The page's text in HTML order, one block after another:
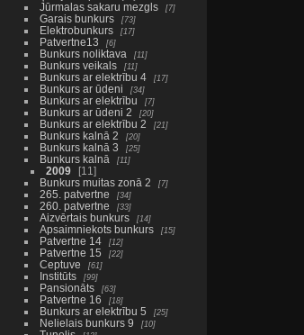
Jūrmalas sakaru mezgls 7
Garais bunkurs 73
Elektrobunkurs 17
Patvertne13 6
Bunkurs noliktava 11
Bunkurs veikals 11
Bunkurs ar elektrību 4 17
Bunkurs ar ūdeni 34
Bunkurs ar elektrību 7
Bunkurs ar ūdeni 2 20
Bunkurs ar elektrību 2 21
Bunkurs kalnā 2 20
Bunkurs kalnā 3 25
Bunkurs kalnā 11
2009
11
Bunkurs muitas zonā 2
7
265. patvertne 34
260. patvertne 33
Aizvērtais bunkurs 14
Apsaimniekots bunkurs 15
Patvertne 14 12
Patvertne 15 22
Ceptuve 61
Institūts 99
Pansionāts 63
Patvertne 16 18
Bunkurs ar elektrību 5 25
Nelielais bunkurs 9 10